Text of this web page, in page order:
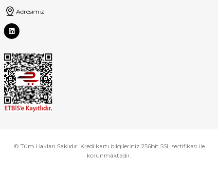
Adresimiz
© Tüm Hakları Saklıdır. Kredi kartı bilgileriniz 256bit SSL sertifikası ile
korunmaktadır.